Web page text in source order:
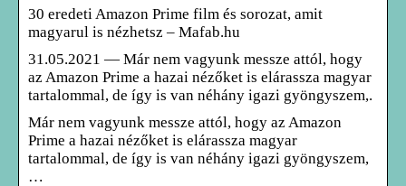
30 eredeti Amazon Prime film és sorozat, amit
magyarul is nézhetsz – Mafab.hu
31.05.2021 — Már nem vagyunk messze attól, hogy
az Amazon Prime a hazai nézőket is elárassza magyar
tartalommal, de így is van néhány igazi gyöngyszem,.
Már nem vagyunk messze attól, hogy az Amazon
Prime a hazai nézőket is elárassza magyar
tartalommal, de így is van néhány igazi gyöngyszem,
…